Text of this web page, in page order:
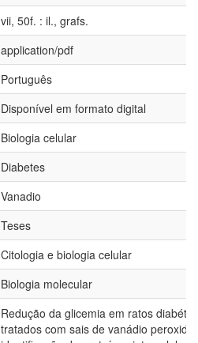
vii, 50f. : il., grafs.
application/pdf
Português
Disponível em formato digital
Biologia celular
Diabetes
Vanadio
Teses
Citologia e biologia celular
Biologia molecular
Redução da glicemia em ratos
tratados com sais de vanádio